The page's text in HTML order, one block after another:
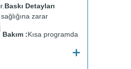
Baskı Detayları
zarar
Bakım :Kısa programda